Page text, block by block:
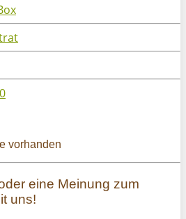
vorhanden
eine Meinung zum
uns!